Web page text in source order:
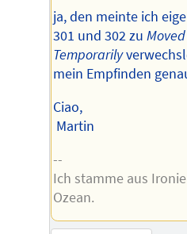
ja, den meinte ich
301 und 302 zu
Temporarily
mein Empfinden
Ciao,
Martin
--
Ich stamme aus
Ozean.